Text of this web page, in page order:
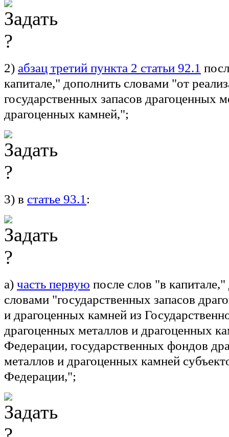
2) абзац третий пункта 2 статьи 92.1
капитале," дополнить словами "от
государственных запасов драгоценных
драгоценных камней,";
3) в статье 93.1:
а) часть первую после слов "в
словами "государственных запасов
и драгоценных камней из
драгоценных металлов и драгоценных
Федерации, государственных фондов
металлов и драгоценных камней
Федерации,";